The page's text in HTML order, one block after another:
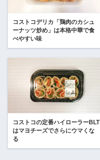
コストコデリカ「鶏肉のカシュ
ーナッツ炒め」は本格中華で食
べやすい味
コストコの定番ハイローラーBLT
はマヨチーズでさらにウマくな
る